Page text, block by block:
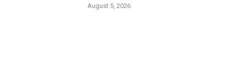
August 5, 2026